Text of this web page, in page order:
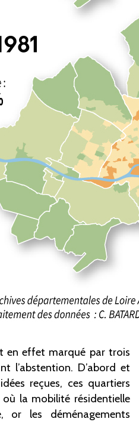
en effet marqué par trois
l’abstention. D’abord et
reçues, ces quartiers
la mobilité résidentielle
or les déménagements